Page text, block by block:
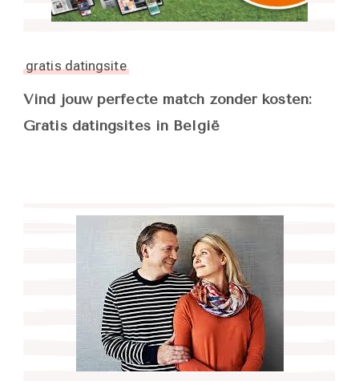
gratis datingsite
Vind jouw perfecte match zonder kosten:
Gratis datingsites in België